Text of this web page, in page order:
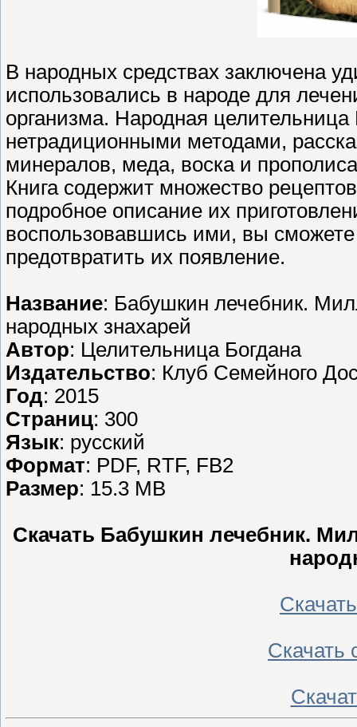
В народных средствах заключена
использовались в народе для
организма. Народная
нетрадиционными методами,
минералов, меда, воска и
Книга содержит множество
подробное описание их
воспользовавшись ими, вы
предотвратить их появление.
Название: Бабушкин лечебник.
народных знахарей
Автор: Целительница Богдана
Издательство: Клуб Семейного
Год: 2015
Страниц: 300
Язык: русский
Формат: PDF, RTF, FB2
Размер: 15.3 MB
Скачать Бабушкин лечебник.
Скачать